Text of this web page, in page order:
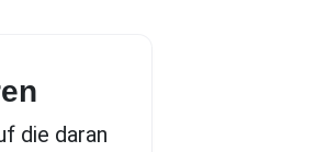
die daran